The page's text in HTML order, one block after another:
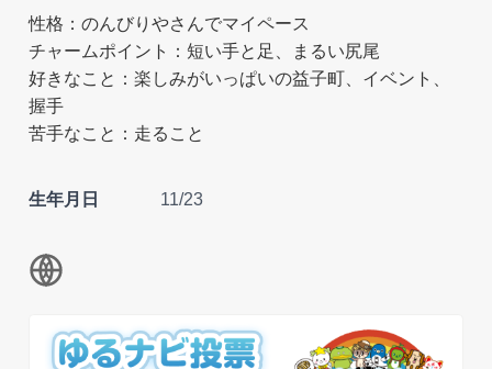
性格：のんびりやさんでマイペース
チャームポイント：短い手と足、まるい尻尾
好きなこと：楽しみがいっぱいの益子町、イベント、
握手
苦手なこと：走ること
生年月日 11/23